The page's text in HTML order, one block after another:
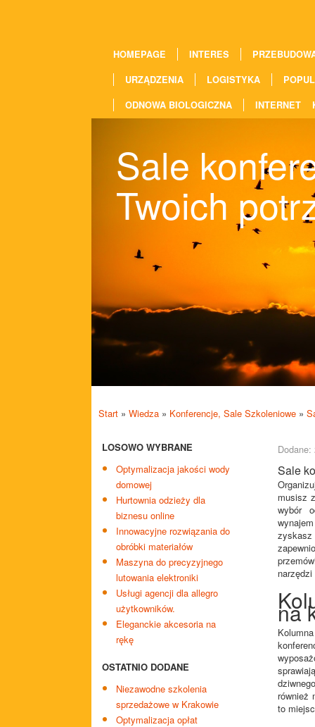
HOMEPAGE INTERES
URZĄDZENIA
LOGISTYKA
ODNOWA BIOLOGICZNA
INTERNET
Sale
Twoich
Start » Wiedza » Konferencje, Sale Szkoleniowe »
LOSOWO WYBRANE
Optymalizacja jakości wody
domowej
Hurtownia odzieży dla
biznesu online
Innowacyjne rozwiązania do
obróbki materiałów
Maszyna do precyzyjnego
lutowania elektroniki
Usługi agencji dla allegro
użytkowników.
Eleganckie akcesoria na
rękę
OSTATNIO DODANE
Niezawodne szkolenia
sprzedażowe w Krakowie
Optymalizacja opłat
Dodane:
Sale
musisz
wybór
na
również
to